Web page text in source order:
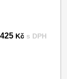
Kč s DPH